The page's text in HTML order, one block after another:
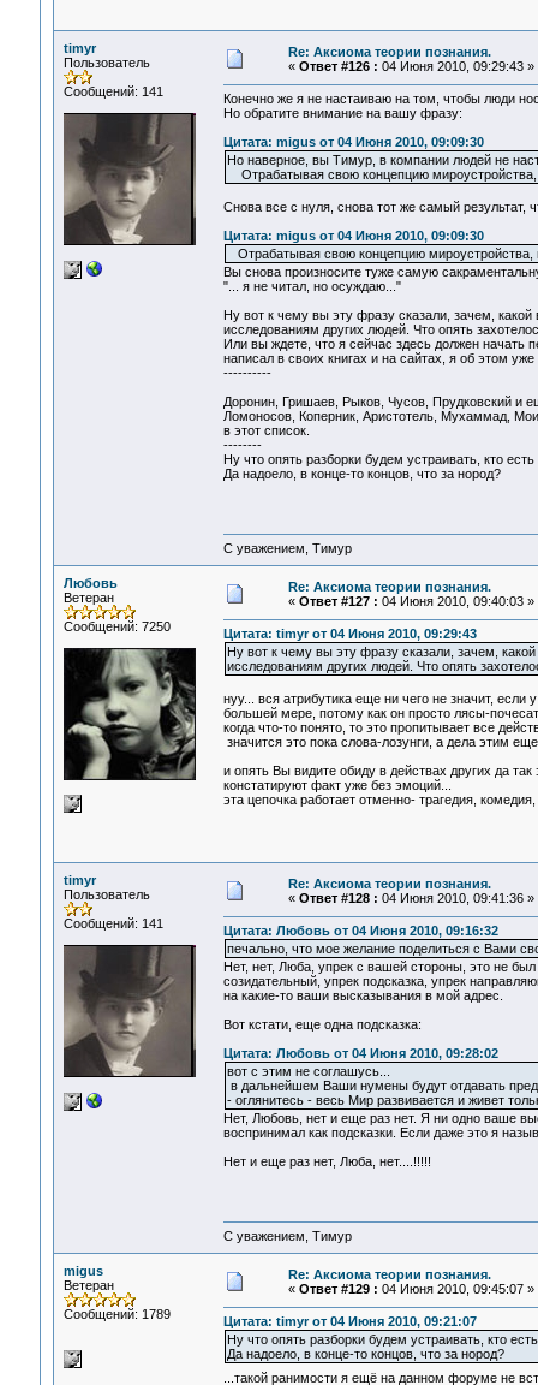
timyr
Пользователь
Сообщений: 141
Re: Аксиома теории познания.
« Ответ #126 : 04 Июня 2010, 09:29:43 »
Конечно же я не настаиваю на том, чтобы люди
Но обратите внимание на вашу фразу:
Цитата: migus от 04 Июня 2010, 09:09:30
Но наверное, вы Тимур, в компании людей не
Отрабатывая свою концепцию мироустройства,
Снова все с нуля, снова тот же самый результат,
Цитата: migus от 04 Июня 2010, 09:09:30
Отрабатывая свою концепцию мироустройства,
Вы снова произносите туже самую
"... я не читал, но осуждаю..."
Ну вот к чему вы эту фразу сказали, зачем,
исследованиям других людей. Что опять
Или вы ждете, что я сейчас здесь должен начать
написал в своих книгах и на сайтах, я об этом
----------
Доронин, Гришаев, Рыков, Чусов, Прудковский и
Ломоносов, Коперник, Аристотель, Мухаммад,
в этот список.
--------
Ну что опять разборки будем устраивать, кто есть
Да надоело, в конце-то концов, что за нород?
С уважением, Тимур
Любовь
Ветеран
Сообщений: 7250
Re: Аксиома теории познания.
« Ответ #127 : 04 Июня 2010, 09:40:03 »
Цитата: timyr от 04 Июня 2010, 09:29:43
Ну вот к чему вы эту фразу сказали, зачем,
исследованиям других людей. Что опять
нуу... вся атрибутика еще ни чего не значит,
большей мере, потому как он просто лясы-
когда что-то понято, то это пропитывает все
значится это пока слова-лозунги, а дела этим
и опять Вы видите обиду в действах других да
констатируют факт уже без эмоций...
эта цепочка работает отменно- трагедия,
timyr
Пользователь
Сообщений: 141
Re: Аксиома теории познания.
« Ответ #128 : 04 Июня 2010, 09:41:36 »
Цитата: Любовь от 04 Июня 2010, 09:16:32
печально, что мое желание поделиться с Вами
Нет, нет, Люба, упрек с вашей стороны, это не
созидательный, упрек подсказка, упрек
на какие-то ваши высказывания в мой адрес.
Вот кстати, еще одна подсказка:
Цитата: Любовь от 04 Июня 2010, 09:28:02
вот с этим не соглашусь...
в дальнейшем Ваши нумены будут отдавать
- оглянитесь - весь Мир развивается и живет
Нет, Любовь, нет и еще раз нет. Я ни одно ваше
воспринимал как подсказки. Если даже это я
Нет и еще раз нет, Люба, нет....!!!!!
С уважением, Тимур
migus
Ветеран
Сообщений: 1789
Re: Аксиома теории познания.
« Ответ #129 : 04 Июня 2010, 09:45:07 »
Цитата: timyr от 04 Июня 2010, 09:21:07
Ну что опять разборки будем устраивать, кто
Да надоело, в конце-то концов, что за нород?
...такой ранимости я ещё на данном форуме не